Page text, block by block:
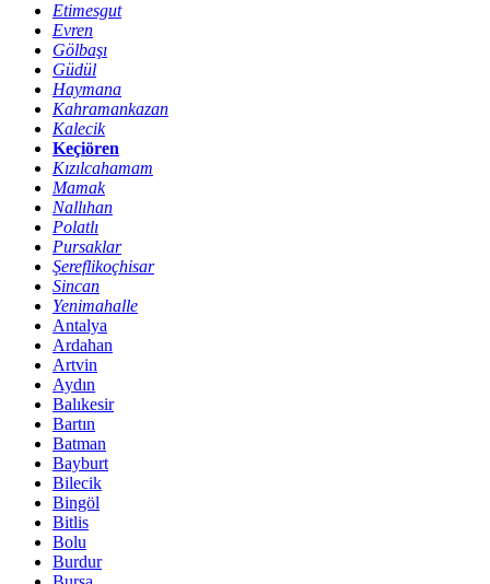
Etimesgut
Evren
Gölbaşı
Güdül
Haymana
Kahramankazan
Kalecik
Keçiören
Kızılcahamam
Mamak
Nallıhan
Polatlı
Pursaklar
Şereflikoçhisar
Sincan
Yenimahalle
Antalya
Ardahan
Artvin
Aydın
Balıkesir
Bartın
Batman
Bayburt
Bilecik
Bingöl
Bitlis
Bolu
Burdur